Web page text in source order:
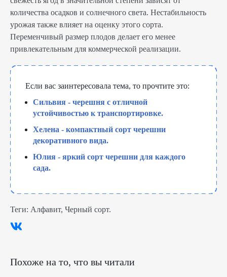
количества осадков и солнечного света. Нестабильность
урожая также влияет на оценку этого сорта.
Переменчивый размер плодов делает его менее
привлекательным для коммерческой реализации.
Если вас заинтересовала тема, то прочтите это:
Сильвия - черешня с отличной
устойчивостью к транспортировке.
Хелена - компактный сорт черешни
декоративного вида.
Юлия - яркий сорт черешни для каждого
сада.
Теги: Алфавит, Черный сорт.
Похоже на то, что вы читали